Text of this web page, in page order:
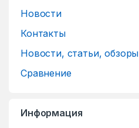
Новости
Контакты
Новости, статьи, обзоры
Сравнение
Информация